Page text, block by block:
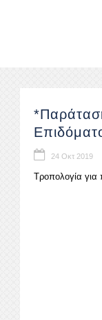
24 Οκτ 2019
Τροπολογία για